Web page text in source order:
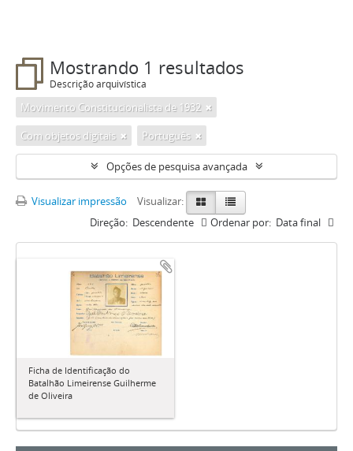
Mostrando 1 resultados
Descrição arquivística
Movimento Constitucionalista de 1932
Com objetos digitais
Português
Opções de pesquisa avançada
Visualizar impressão
Visualizar:
Ordenar por: Data final
Direção: Descendente
Ficha de Identificação do
Batalhão Limeirense Guilherme
de Oliveira